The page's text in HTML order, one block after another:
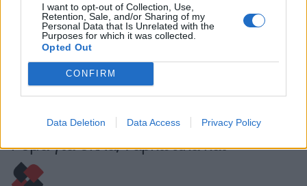
I want to opt-out of Collection, Use,
Retention, Sale, and/or Sharing of my
Personal Data that Is Unrelated with the
Purposes for which it was collected.
Opted Out
CONFIRM
Data Deletion Data Access Privacy Policy
ΕΙΔΉΣΕΙΣ ΕΛΛΆΔΑ
Φυλή: Δύο συλλήψεις σε οικισμούς
Ρομά για όπλα, ναρκωτικά και